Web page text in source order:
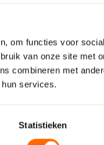
om functies voor
van onze site met
combineren met
services.
Statistieken